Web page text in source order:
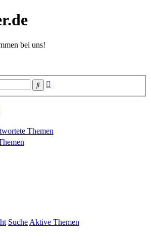
bei uns!
Suche
Themen
SucheAktive Themen